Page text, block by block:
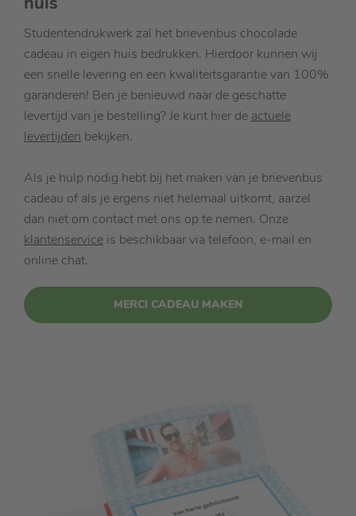
Studentendrukwerk zal het brievenbus chocolade
cadeau in eigen huis bedrukken. Hierdoor kunnen wij
een snelle levering en een kwaliteitsgarantie van 100%
garanderen! Ben je benieuwd naar de geschatte
levertijd van je bestelling? Je kunt hier de actuele
levertijden bekijken.
Als je hulp nodig hebt bij het maken van je brievenbus
cadeau of als je ergens niet helemaal uitkomt, aarzel
dan niet om contact met ons op te nemen. Onze
klantenservice is beschikbaar via telefoon, e-mail en
online chat.
MERCI CADEAU MAKEN